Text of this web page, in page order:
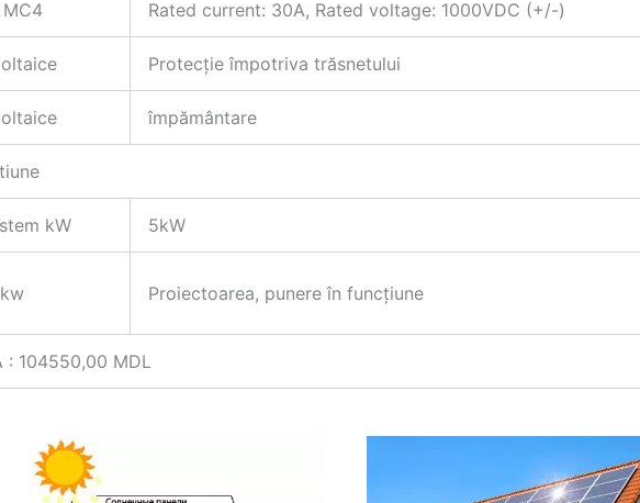
Rated current: 30A, Rated voltage: 1000VDC (+/-)
Protecție împotriva trăsnetului
împământare
kW 5kW
Proiectoarea, punere în funcțiune
: 104550,00 MDL